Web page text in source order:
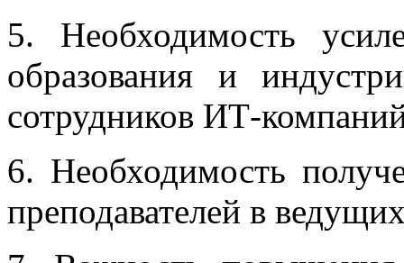
5. Необходимость
образования и
сотрудников ИТ-
6. Необходимость
преподавателей в